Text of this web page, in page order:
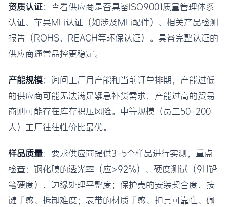
资质认证：查看供应商是否具备ISO9001质量管理体系
认证、苹果MFi认证（如涉及MFi配件）、相关产品检测
报告（ROHS、REACH等环保认证）。具备完整认证的
供应商通常品控更稳定。
产能规模：询问工厂月产能和当前订单排期，产能过低
的供应商可能无法满足紧急补货需求，产能过高的贸易
商则可能存在库存积压风险。中等规模（员工50-200
人）工厂往往性价比最优。
样品质量：要求供应商提供3-5个样品进行实测，重点
检查：钢化膜的透光率（应>92%）、硬度测试（9H铅
笔硬度）、边缘处理平整度；保护壳的安装契合度、按
键手感、拆卸难度；表带的材质手感、扣具可靠性、佩